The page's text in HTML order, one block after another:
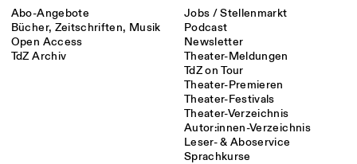
Abo-Angebote
Bücher, Zeitschriften, Musik
Open Access
TdZ Archiv
Jobs / Stellenmarkt
Podcast
Newsletter
Theater-Meldungen
TdZ on Tour
Theater-Premieren
Theater-Festivals
Theater-Verzeichnis
Autor:innen-Verzeichnis
Leser- & Aboservice
Sprachkurse